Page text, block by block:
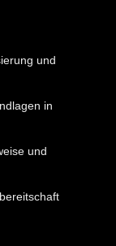
und
in
und